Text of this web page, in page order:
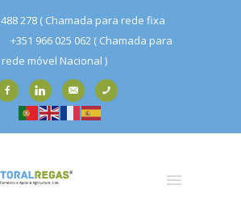
488 278 ( Chamada para rede fixa
+351 966 025 062 ( Chamada para
rede móvel Nacional )